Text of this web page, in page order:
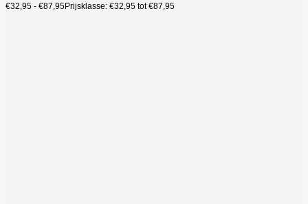
€32,95 - €87,95Prijsklasse: €32,95 tot €87,95